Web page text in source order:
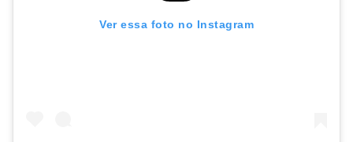
Ver essa foto no Instagram